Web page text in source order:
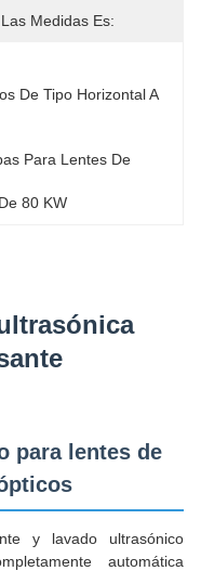
Medidas Es:
De Tipo Horizontal A
Para Lentes De
80 KW
para lentes de
y lavado ultrasónico
automática